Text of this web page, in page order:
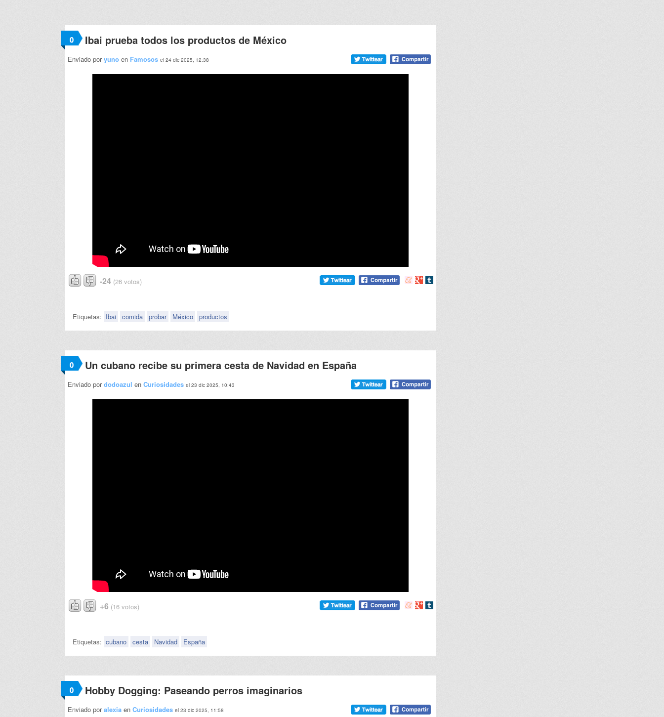
0 Ibai prueba todos los productos de México
Enviado poryuno en Famosos el 24 dic 2025, 12:38
-24 (26 votos)
Compartir
Compartir
Compartir
Etiquetas: Ibai comida probar México productos
0 Un cubano recibe su primera cesta de Navidad en España
Enviado pordodoazul en Curiosidades el 23 dic 2025, 10:43
+6 (16 votos)
Compartir
Compartir
Compartir
Etiquetas: cubano cesta Navidad España
0 Hobby Dogging: Paseando perros imaginarios
Enviado poralexia en Curiosidades el 23 dic 2025, 11:58